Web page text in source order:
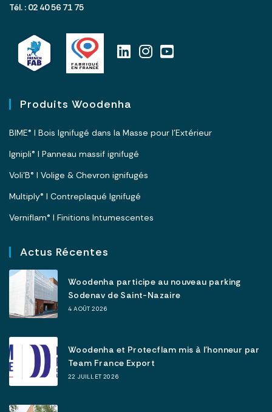
Tél. : 02 40 56 71 75
Produits Woodenha
BIME® I Bois Ignifugé dans la Masse pour l’Extérieur
Ignipli® I Panneau massif ignifugé
Voli’B® I Volige & Chevron ignifugés
Multiply® I Contreplaqué Ignifugé
Verniflam® I Finitions Intumescentes
Actus Récentes
Woodenha participe au nouveau parking
Sodenav de Saint-Nazaire
4 AOÛT 2026
Woodenha et Protecflam mis à l’honneur par
Team France Export
22 JUILLET 2026